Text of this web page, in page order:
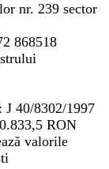
nr. 239 sector
868518
40/8302/1997
RON
valorile